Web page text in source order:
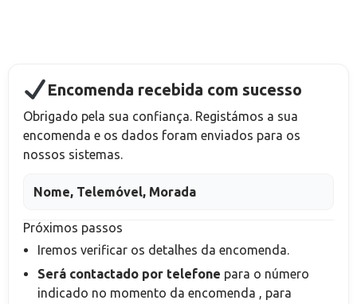
Encomenda recebida com sucesso
Obrigado pela sua confiança. Registámos a sua
encomenda e os dados foram enviados para os
nossos sistemas.
Nome, Telemóvel, Morada
Próximos passos
Iremos verificar os detalhes da encomenda.
Será contactado por telefone para o número
indicado no momento da encomenda , para